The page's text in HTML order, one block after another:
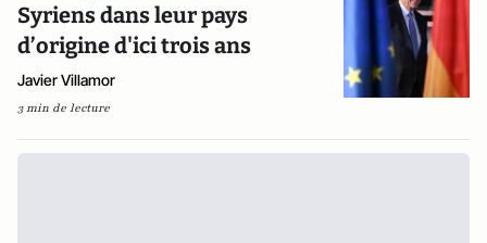
Syriens dans leur pays
d’origine d'ici trois ans
Javier Villamor
3 min de lecture